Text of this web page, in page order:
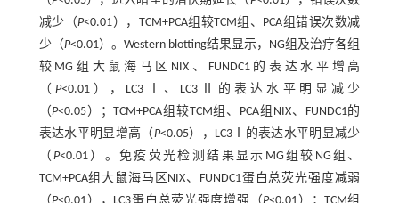
减少（P<0.01），TCM+PCA组较TCM组、PCA组错误次数减
少（P<0.01）。Western blotting结果显示，NG组及治疗各组
较MG组大鼠海马区NIX、FUNDC1的表达水平增高
（ P<0.01），LC3Ⅰ、LC3Ⅱ的表达水平明显减少
（P<0.05）；TCM+PCA组较TCM组、PCA组NIX、FUNDC1的
表达水平明显增高（P<0.05），LC3Ⅰ的表达水平明显减少
（ P<0.01）。免疫荧光检测结果显示MG组较NG组、
TCM+PCA组大鼠海马区NIX、FUNDC1蛋白总荧光强度减弱